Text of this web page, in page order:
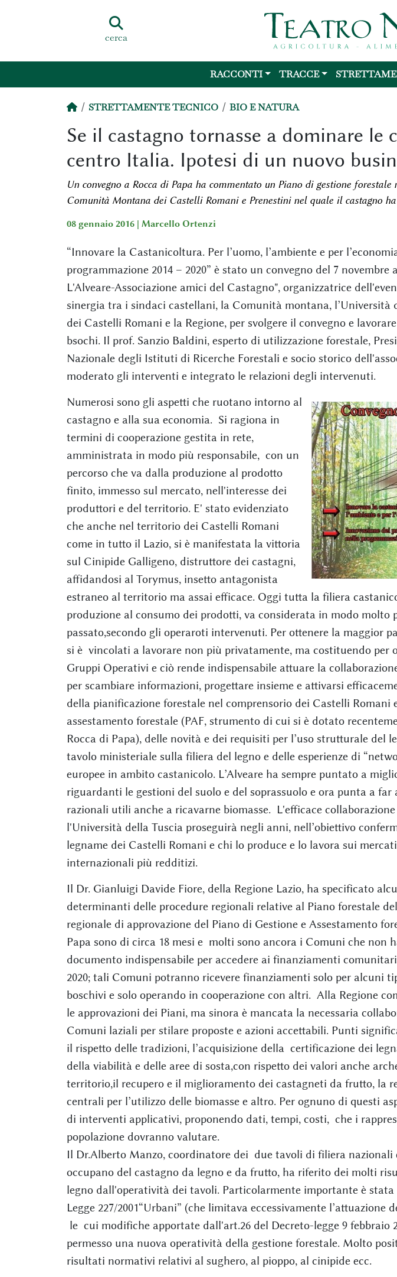
cerca
RACCONTI TRACCE
STRETTAMENTE TECNICO BIO E NATURA
Se il castagno tornasse a dominare le
centro Italia. Ipotesi di un nuovo
Un convegno a Rocca di Papa ha commentato un Piano di gestione
Comunità Montana dei Castelli Romani e Prenestini nel quale il castagno
08 gennaio 2016 | Marcello Ortenzi
“Innovare la Castanicoltura. Per l’uomo, l’ambiente e per
programmazione 2014 – 2020” è stato un convegno del 7 novembre
L'Alveare-Associazione amici del Castagno", organizzatrice
sinergia tra i sindaci castellani, la Comunità montana, l’Università
dei Castelli Romani e la Regione, per svolgere il convegno e
bsochi. Il prof. Sanzio Baldini, esperto di utilizzazione forestale,
Nazionale degli Istituti di Ricerche Forestali e socio storico
moderato gli interventi e integrato le relazioni degli intervenuti.
Numerosi sono gli aspetti che ruotano intorno al
castagno e alla sua economia. Si ragiona in
termini di cooperazione gestita in rete,
amministrata in modo più responsabile, con un
percorso che va dalla produzione al prodotto
finito, immesso sul mercato, nell'interesse dei
produttori e del territorio. E' stato evidenziato
che anche nel territorio dei Castelli Romani
come in tutto il Lazio, si è manifestata la vittoria
sul Cinipide Galligeno, distruttore dei castagni,
affidandosi al Torymus, insetto antagonista
estraneo al territorio ma assai efficace. Oggi tutta la filiera
produzione al consumo dei prodotti, va considerata in modo molto
passato,secondo gli operaroti intervenuti. Per ottenere la maggior
si è vincolati a lavorare non più privatamente, ma costituendo per
Gruppi Operativi e ciò rende indispensabile attuare la
per scambiare informazioni, progettare insieme e attivarsi
della pianificazione forestale nel comprensorio dei Castelli Romani
assestamento forestale (PAF, strumento di cui si è dotato
Rocca di Papa), delle novità e dei requisiti per l’uso strutturale del
tavolo ministeriale sulla filiera del legno e delle esperienze di
europee in ambito castanicolo. L’Alveare ha sempre puntato a
riguardanti le gestioni del suolo e del soprassuolo e ora punta a far
razionali utili anche a ricavarne biomasse. L'efficace
l'Università della Tuscia proseguirà negli anni, nell’obiettivo
legname dei Castelli Romani e chi lo produce e lo lavora sui
internazionali più redditizi.
Il Dr. Gianluigi Davide Fiore, della Regione Lazio, ha specificato
determinanti delle procedure regionali relative al Piano forestale
regionale di approvazione del Piano di Gestione e Assestamento
Papa sono di circa 18 mesi e molti sono ancora i Comuni che non
documento indispensabile per accedere ai finanziamenti
2020; tali Comuni potranno ricevere finanziamenti solo per alcuni
boschivi e solo operando in cooperazione con altri. Alla Regione
le approvazioni dei Piani, ma sinora è mancata la necessaria
Comuni laziali per stilare proposte e azioni accettabili. Punti
il rispetto delle tradizioni, l’acquisizione della certificazione dei
della viabilità e delle aree di sosta,con rispetto dei valori anche
territorio,il recupero e il miglioramento dei castagneti da frutto, la
centrali per l’utilizzo delle biomasse e altro. Per ognuno di questi
di interventi applicativi, proponendo dati, tempi, costi, che i
popolazione dovranno valutare.
Il Dr.Alberto Manzo, coordinatore dei due tavoli di filiera nazionali
occupano del castagno da legno e da frutto, ha riferito dei molti
legno dall'operatività dei tavoli. Particolarmente importante è stata
Legge 227/2001“Urbani” (che limitava eccessivamente l’attuazione
le cui modifiche apportate dall'art.26 del Decreto-legge 9 febbraio
permesso una nuova operatività della gestione forestale. Molto
risultati normativi relativi al sughero, al pioppo, al cinipide ecc.